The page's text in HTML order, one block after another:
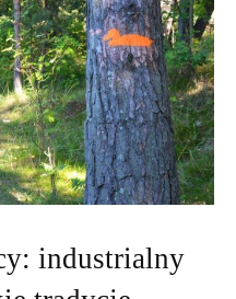
industrialny